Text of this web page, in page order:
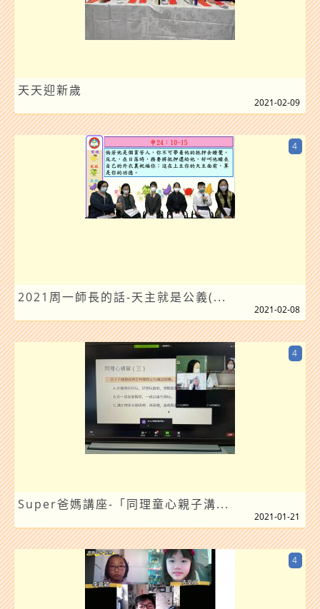
天天迎新歲
2021-02-09
2021周一師長的話-天主就是公義(...
4
2021-02-08
Super爸媽講座-「同理童心親子溝...
4
2021-01-21
4